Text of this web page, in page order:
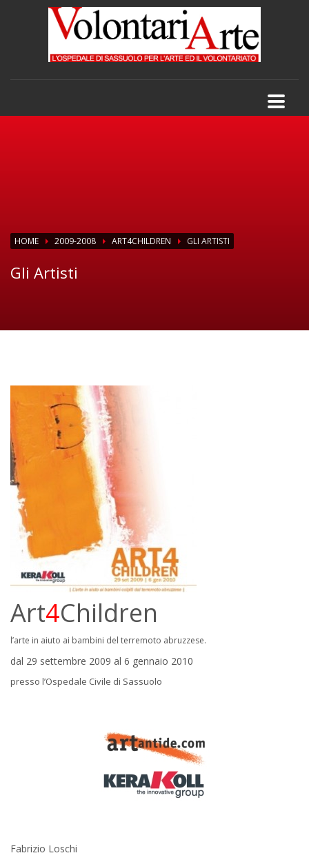
HOME 2009-2008 ART4CHILDREN GLI ARTISTI
Gli Artisti
Art4Children
l’arte in aiuto ai bambini del terremoto abruzzese.
dal 29 settembre 2009 al 6 gennaio 2010
presso l’Ospedale Civile di Sassuolo
Fabrizio Loschi